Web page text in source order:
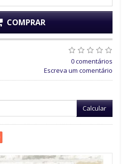
COMPRAR
0 comentários
Escreva um comentário
Calcular